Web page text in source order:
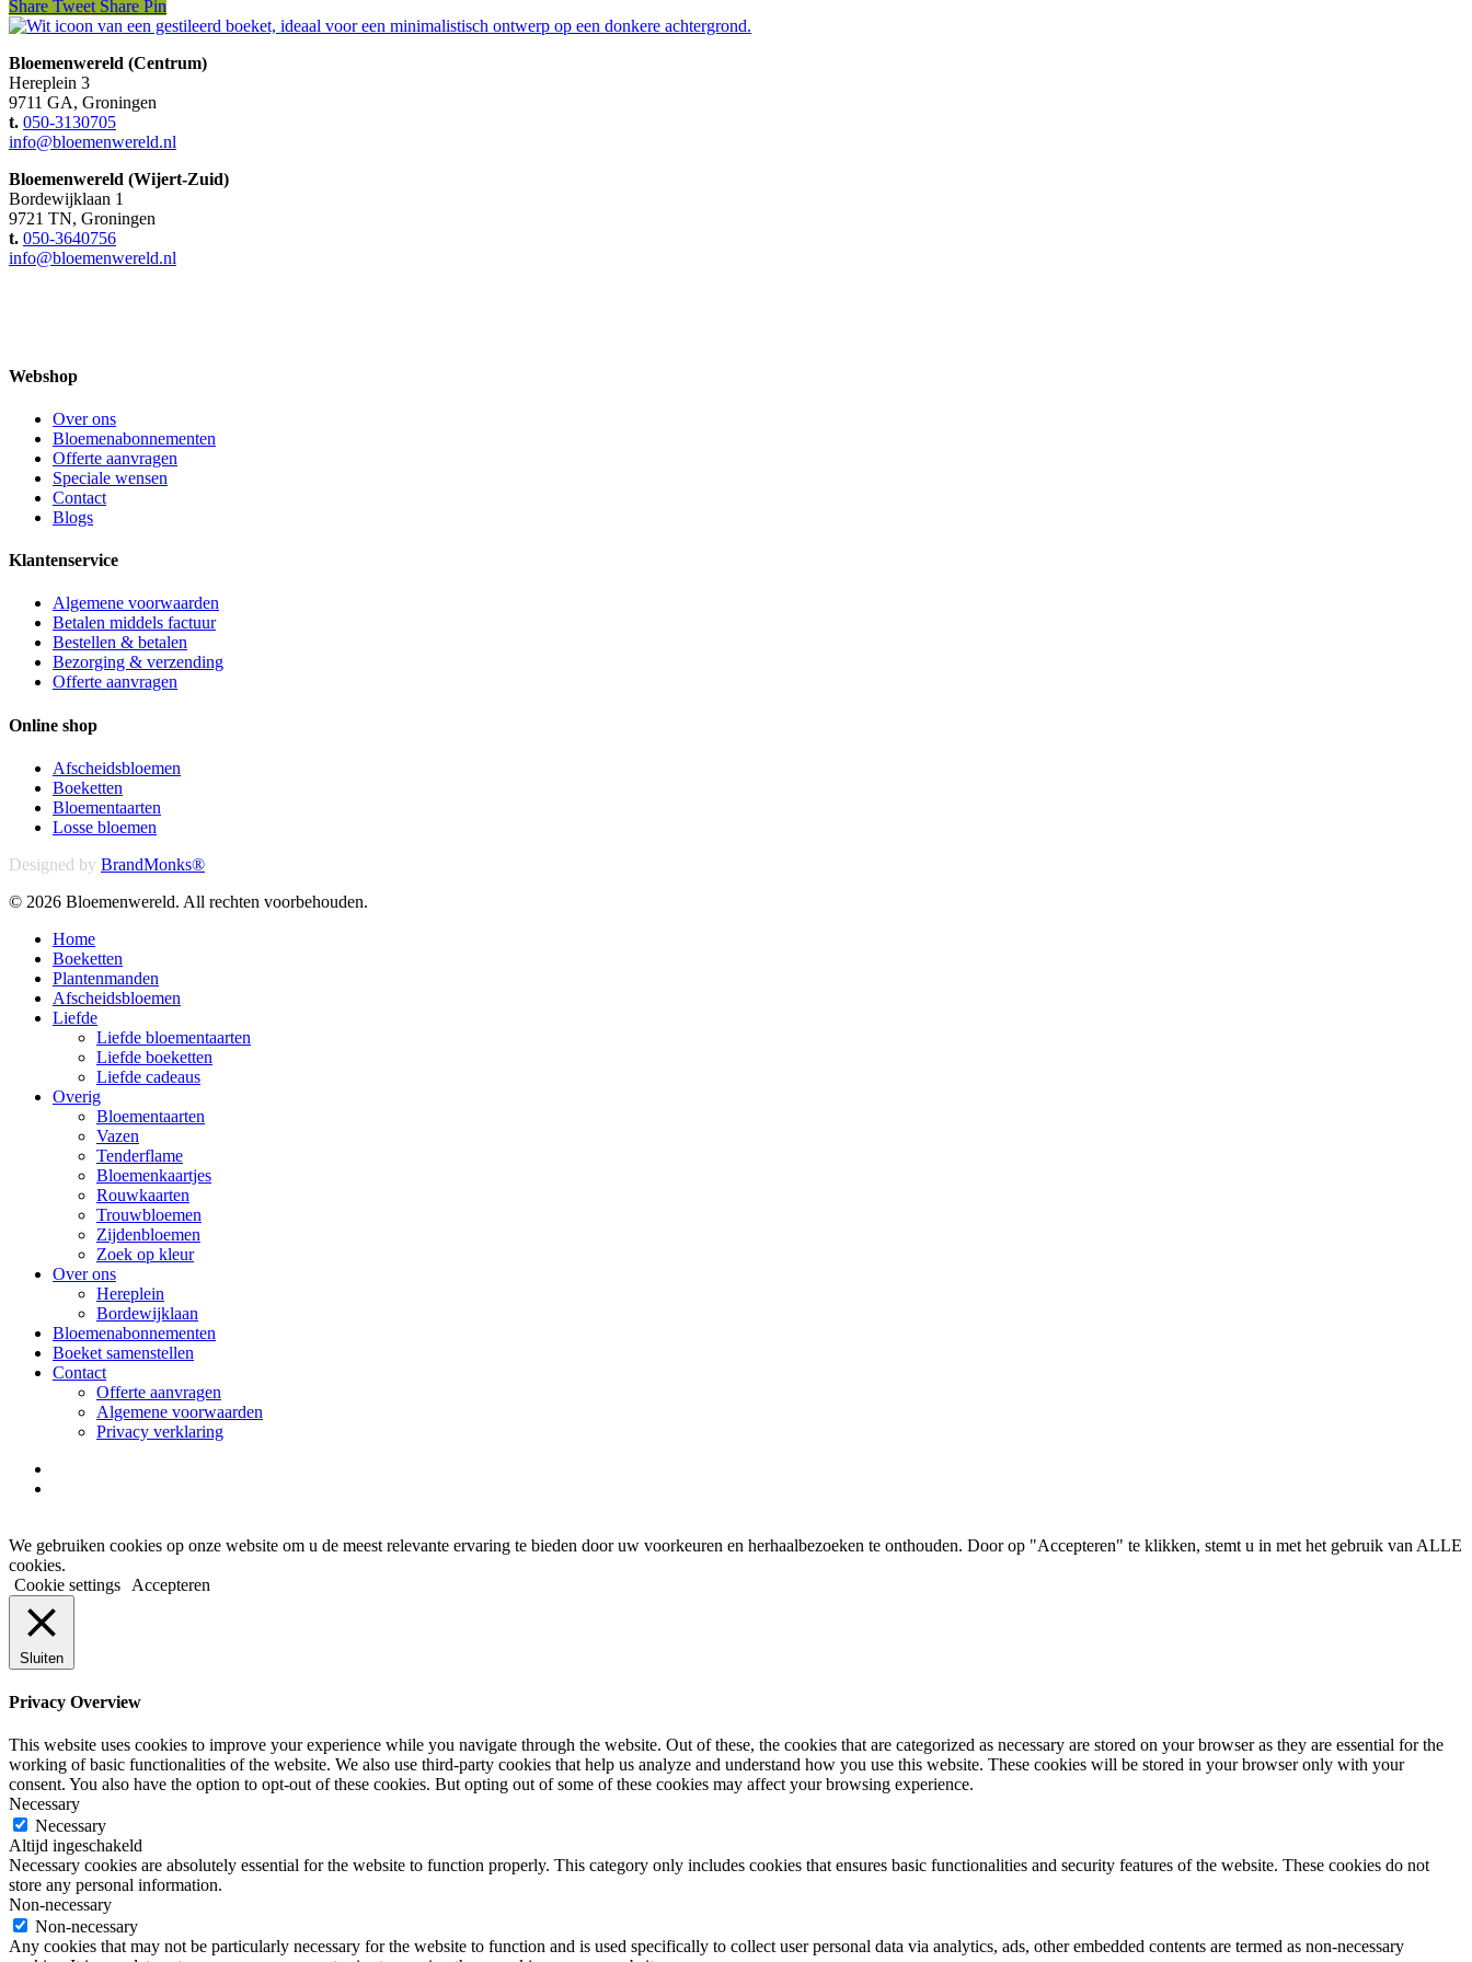
Share Tweet Share Pin
Bloemenwereld (Centrum)
Hereplein 3
9711 GA, Groningen
t. 050-3130705
info@bloemenwereld.nl
Bloemenwereld (Wijert-Zuid)
Bordewijklaan 1
9721 TN, Groningen
t. 050-3640756
info@bloemenwereld.nl
Webshop
Over ons
Bloemenabonnementen
Offerte aanvragen
Speciale wensen
Contact
Blogs
Klantenservice
Algemene voorwaarden
Betalen middels factuur
Bestellen & betalen
Bezorging & verzending
Offerte aanvragen
Online shop
Afscheidsbloemen
Boeketten
Bloementaarten
Losse bloemen
Designed by BrandMonks®
© 2026 Bloemenwereld. All rechten voorbehouden.
Close
Menu
Home
Boeketten
Plantenmanden
Afscheidsbloemen
Liefde
Liefde bloementaarten
Liefde boeketten
Liefde cadeaus
Overig
Bloementaarten
Vazen
Tenderflame
Bloemenkaartjes
Rouwkaarten
Trouwbloemen
Zijdenbloemen
Zoek op kleur
Over ons
Hereplein
Bordewijklaan
Bloemenabonnementen
Boeket samenstellen
Contact
Offerte aanvragen
Algemene voorwaarden
Privacy verklaring
We gebruiken cookies op onze website om u de meest relevante ervaring te bieden door uw voorkeuren en herhaalbezoeken te onthouden. Door op "Accepteren" te klikken, stemt u in met het gebruik van ALLE
cookies.
Cookie settings
Accepteren
Sluiten
Privacy Overview
This website uses cookies to improve your experience while you navigate through the website. Out of these, the cookies that are categorized as necessary are stored on your browser as they are essential for the
working of basic functionalities of the website. We also use third-party cookies that help us analyze and understand how you use this website. These cookies will be stored in your browser only with your
consent. You also have the option to opt-out of these cookies. But opting out of some of these cookies may affect your browsing experience.
Necessary
Necessary
Altijd ingeschakeld
Necessary cookies are absolutely essential for the website to function properly. This category only includes cookies that ensures basic functionalities and security features of the website. These cookies do not
store any personal information.
Non-necessary
Non-necessary
Any cookies that may not be particularly necessary for the website to function and is used specifically to collect user personal data via analytics, ads, other embedded contents are termed as non-necessary